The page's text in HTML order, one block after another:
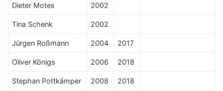
Dieter Motes 2002
Tina Schenk 2002
Jürgen Roßmann 2004 2017
Oliver Königs 2006 2018
Stephan Pottkämper 2008 2018